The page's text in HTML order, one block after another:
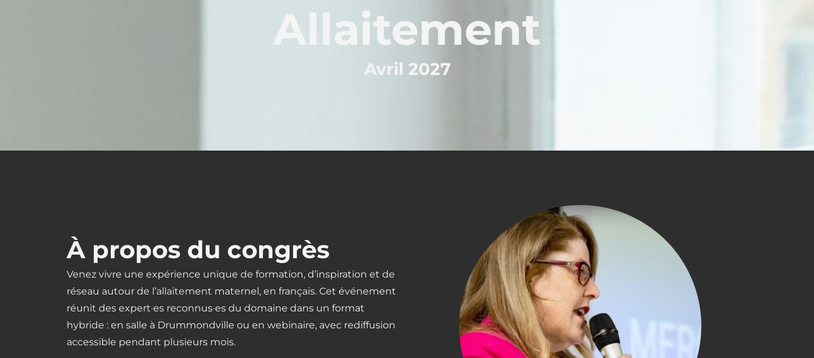
Allaitement
Avril 2027
À propos du congrès
Venez vivre une expérience unique de formation, d’inspiration et de
réseau autour de l’allaitement maternel, en français. Cet événement
réunit des expert·es reconnus·es du domaine dans un format
hybride : en salle à Drummondville ou en webinaire, avec rediffusion
accessible pendant plusieurs mois.